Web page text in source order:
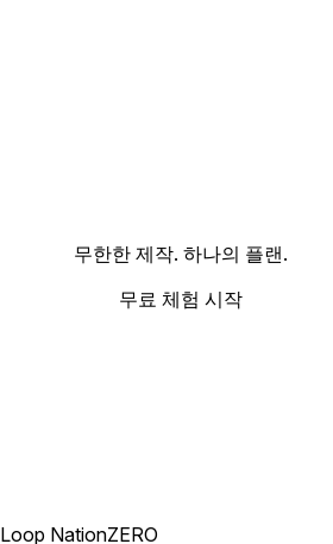
무한한 제작. 하나의 플랜.
무료 체험 시작
Loop NationZERO